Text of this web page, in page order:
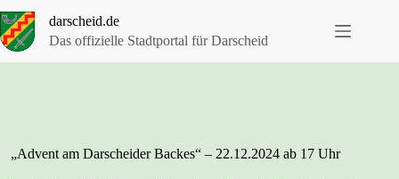
Inhalt
springen
darscheid.de
Das offizielle Stadtportal für Darscheid
„Advent am Darscheider Backes“ – 22.12.2024 ab 17 Uhr